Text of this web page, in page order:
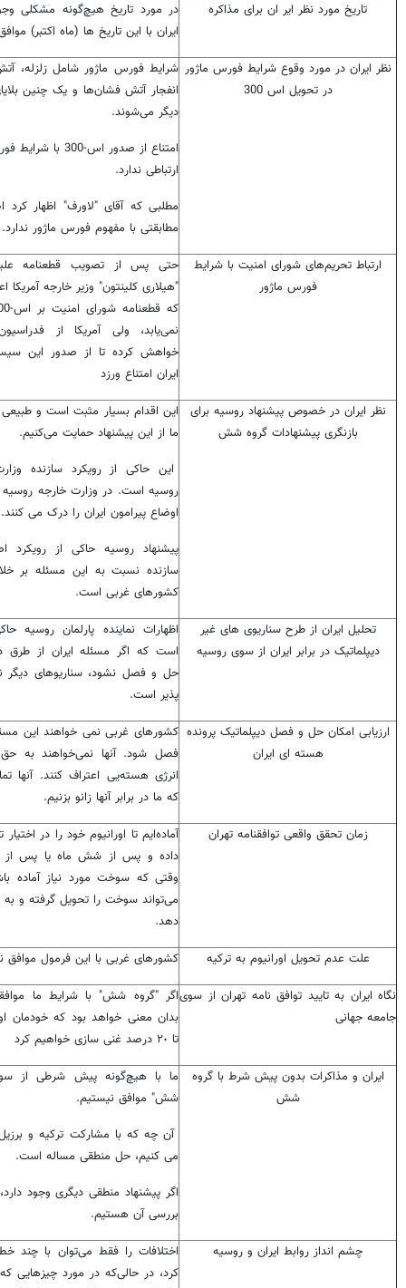
تاریخ مورد نظر ایر ان برای مذاکره
در مورد تاریخ هیچ‌گونه مشکلی
ایران با این تاریخ ها (ماه اکتبر)
نظر ایران در مورد وقوع شرایط فورس ماژور
در تحویل اس 300
شرایط فورس ماژور شامل زلزله،
انفجار آتش فشان‌ها و یک چنین
دیگر می‌شوند.
امتناع از صدور اس-300
ارتباطی ندارد.
مطلبی که آقای "لاورف" اظهار کرد
مطابقتی با مفهوم فورس ماژور ندارد.
ارتباط تحریم‌های شورای امنیت با شرایط
فورس ماژور
حتی پس از تصویب قطعنامه
"هیلاری کلینتون" وزیر خارجه آمریکا
نمی‌یابد، ولی آمریکا از
خواهش کرده تا از صدور این
ایران امتناع ورزد
نظر ایران در خصوص پیشنهاد روسیه برای
بازنگری پیشنهادات گروه شش
این اقدام بسیار مثبت است و
ما از این پیشنهاد حمایت می‌کنیم.
این حاکی از رویکرد سازنده
روسیه است. در وزارت خارجه روسیه
اوضاع پیرامون ایران را درک می
پیشنهاد روسیه حاکی از رویکرد
سازنده نسبت به این مسئله بر
کشورهای غربی است.
تحلیل ایران از طرح سناریوی های غیر
دیپلماتیک در برابر ایران از سوی روسیه
اظهارات نماینده پارلمان روسیه
است که اگر مسئله ایران از طرق
حل و فصل نشود، سناریوهای دیگر
پذیر است.
ارزیابی امکان حل و فصل دیپلماتیک پرونده
هسته ای ایران
کشورهای غربی نمی خواهند این
فصل شود. آنها نمی‌خواهند به حق
انرژی هسته‌یی اعتراف کنند. آنها
که ما در برابر آنها زانو بزنیم.
زمان تحقق واقعی توافقنامه تهران
آماده‌ایم تا اورانیوم خود را در اختیار
داده و پس از شش ماه یا پس
وقتی که سوخت مورد نیاز آماده
می‌تواند سوخت را تحویل گرفته و به
دهد.
علت عدم تحویل اورانیوم به ترکیه کشورهای غربی با این فرمول موافق
نگاه ایران به تایید توافق نامه تهران از سوی
جامعه جهانی
اگر "گروه شش" با شرایط ما
بدان معنی خواهد بود که خودمان
تا ‌٢٠ درصد غنی سازی خواهیم کرد
ایران و مذاکرات بدون پیش شرط با گروه
شش
ما با هیچ‌گونه پیش شرطی از
شش" موافق نیستیم.
آن چه که با مشارکت ترکیه و
می کنیم، حل منطقی مساله است.
اگر پیشنهاد منطقی دیگری وجود
بررسی آن هستیم.
چشم انداز روابط ایران و روسیه
اختلافات را فقط می‌توان با چند
کرد، در حالی‌که در مورد چیزهایی